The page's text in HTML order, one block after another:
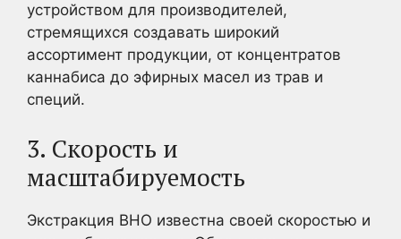
устройством для производителей,
стремящихся создавать широкий
ассортимент продукции, от концентратов
каннабиса до эфирных масел из трав и
специй.
3. Скорость и
масштабируемость
Экстракция BHO известна своей скоростью и